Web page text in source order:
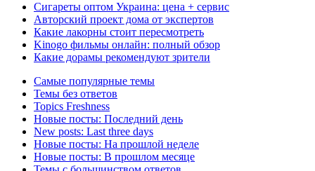
Сигареты оптом Украина: цена + сервис
Авторский проект дома от экспертов
Какие лакорны стоит пересмотреть
Kinogo фильмы онлайн: полный обзор
Какие дорамы рекомендуют зрители
Самые популярные темы
Темы без ответов
Topics Freshness
Новые посты: Последний день
New posts: Last three days
Новые посты: На прошлой неделе
Новые посты: В прошлом месяце